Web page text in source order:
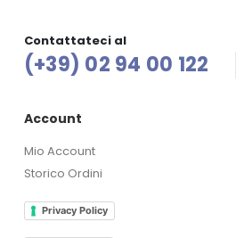
Contattateci al
(+39) 02 94 00 122
Account
Mio Account
Storico Ordini
Privacy Policy